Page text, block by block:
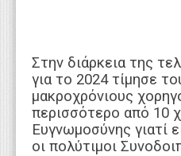
Στην διάρκεια της
για το 2024 τίμησε
μακροχρόνιους
περισσότερο από 10
Ευγνωμοσύνης γιατί
οι πολύτιμοι